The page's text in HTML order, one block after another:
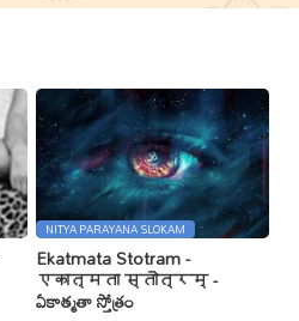
NITYA PARAYANA SLOKAM
Ekatmata Stotram -
एकात्मता स्तोत्रम् -
ఏకాత్మతా స్తోత్రం